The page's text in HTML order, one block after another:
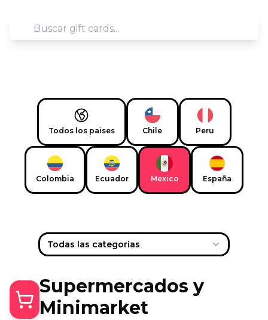
Todos los paises Chile Peru
Colombia Ecuador Mexico España
Todas las categorias
Supermercados y
Minimarket